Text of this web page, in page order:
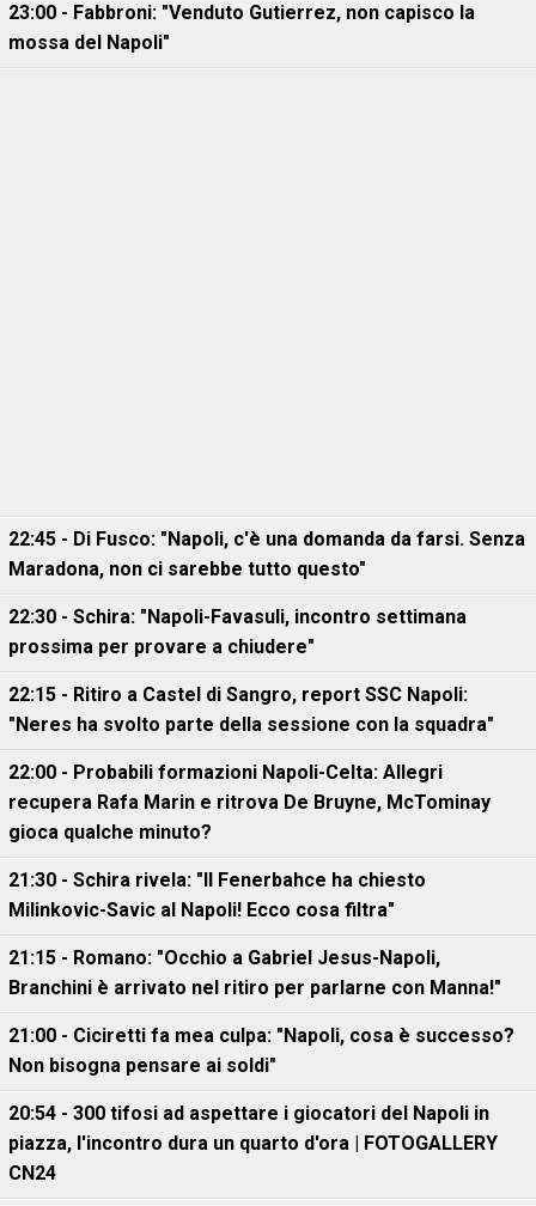
23:00 - Fabbroni: "Venduto Gutierrez, non capisco la
mossa del Napoli"
22:45 - Di Fusco: "Napoli, c'è una domanda da farsi. Senza
Maradona, non ci sarebbe tutto questo"
22:30 - Schira: "Napoli-Favasuli, incontro settimana
prossima per provare a chiudere"
22:15 - Ritiro a Castel di Sangro, report SSC Napoli:
"Neres ha svolto parte della sessione con la squadra"
22:00 - Probabili formazioni Napoli-Celta: Allegri
recupera Rafa Marin e ritrova De Bruyne, McTominay
gioca qualche minuto?
21:30 - Schira rivela: "Il Fenerbahce ha chiesto
Milinkovic-Savic al Napoli! Ecco cosa filtra"
21:15 - Romano: "Occhio a Gabriel Jesus-Napoli,
Branchini è arrivato nel ritiro per parlarne con Manna!"
21:00 - Ciciretti fa mea culpa: "Napoli, cosa è successo?
Non bisogna pensare ai soldi"
20:54 - 300 tifosi ad aspettare i giocatori del Napoli in
piazza, l'incontro dura un quarto d'ora | FOTOGALLERY
CN24